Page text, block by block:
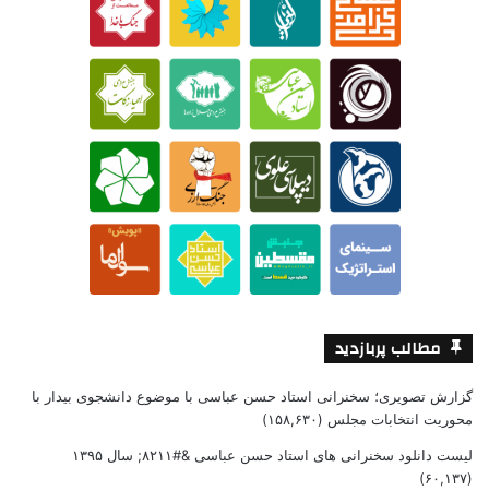
مطالب پربازدید
گزارش تصویری؛ سخنرانی استاد حسن عباسی با موضوع دانشجوی بیدار با
محوریت انتخابات مجلس (۱۵۸,۶۳۰)
لیست دانلود سخنرانی های استاد حسن عباسی &#۸۲۱۱; سال ۱۳۹۵
(۶۰,۱۳۷)